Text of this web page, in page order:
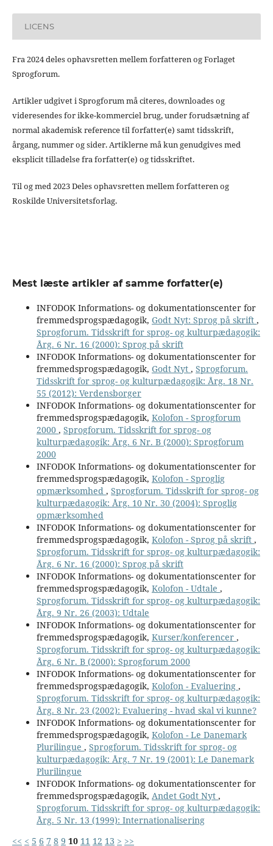
LICENS
Fra 2024 deles ophavsretten mellem forfatteren og Forlaget
Sprogforum.
Artikler udgivet i Sprogforum må citeres, downloades og
videresendes for ikke-kommerciel brug, under forudsætning af
normal akademisk reference til forfatter(e) samt tidsskrift,
årgang, nummer og sider. Artiklerne må kun genudgives med
eksplicit tilladelse fra forfatter(e) og tidsskriftet.
Til og med 2023 Deles ophavsretten mellem forfatteren og
Roskilde Universitetsforlag.
Mest læste artikler af samme forfatter(e)
INFODOK Informations- og dokumentationscenter for
fremmedsprogspædagogik, Godt Nyt: Sprog på skrift ,
Sprogforum. Tidsskrift for sprog- og kulturpædagogik:
Årg. 6 Nr. 16 (2000): Sprog på skrift
INFODOK Informations- og dokumentationscenter for
fremmedsprogspædagogik, Godt Nyt , Sprogforum.
Tidsskrift for sprog- og kulturpædagogik: Årg. 18 Nr.
55 (2012): Verdensborger
INFODOK Informations- og dokumentationscenter for
fremmedsprogspædagogik, Kolofon - Sprogforum
2000 , Sprogforum. Tidsskrift for sprog- og
kulturpædagogik: Årg. 6 Nr. B (2000): Sprogforum
2000
INFODOK Informations- og dokumentationscenter for
fremmedsprogspædagogik, Kolofon - Sproglig
opmærksomhed , Sprogforum. Tidsskrift for sprog- og
kulturpædagogik: Årg. 10 Nr. 30 (2004): Sproglig
opmærksomhed
INFODOK Informations- og dokumentationscenter for
fremmedsprogspædagogik, Kolofon - Sprog på skrift ,
Sprogforum. Tidsskrift for sprog- og kulturpædagogik:
Årg. 6 Nr. 16 (2000): Sprog på skrift
INFODOK Informations- og dokumentationscenter for
fremmedsprogspædagogik, Kolofon - Udtale ,
Sprogforum. Tidsskrift for sprog- og kulturpædagogik:
Årg. 9 Nr. 26 (2003): Udtale
INFODOK Informations- og dokumentationscenter for
fremmedsprogspædagogik, Kurser/konferencer ,
Sprogforum. Tidsskrift for sprog- og kulturpædagogik:
Årg. 6 Nr. B (2000): Sprogforum 2000
INFODOK Informations- og dokumentationscenter for
fremmedsprogspædagogik, Kolofon - Evaluering ,
Sprogforum. Tidsskrift for sprog- og kulturpædagogik:
Årg. 8 Nr. 23 (2002): Evaluering - hvad skal vi kunne?
INFODOK Informations- og dokumentationscenter for
fremmedsprogspædagogik, Kolofon - Le Danemark
Plurilingue , Sprogforum. Tidsskrift for sprog- og
kulturpædagogik: Årg. 7 Nr. 19 (2001): Le Danemark
Plurilingue
INFODOK Informations- og dokumentationscenter for
fremmedsprogspædagogik, Andet Godt Nyt ,
Sprogforum. Tidsskrift for sprog- og kulturpædagogik:
Årg. 5 Nr. 13 (1999): Internationalisering
<< < 5 6 7 8 9 10 11 12 13 > >>